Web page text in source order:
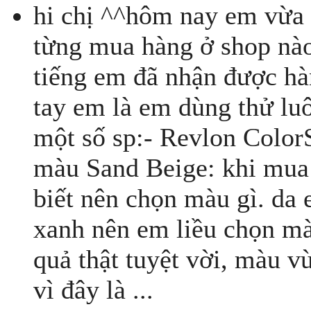
hi chị ^^hôm nay em vừa
từng mua hàng ở shop
tiếng em đã nhận được
tay em là em dùng thử
một số sp:- Revlon
màu Sand Beige: khi
biết nên chọn màu gì.
xanh nên em liều chọn
quả thật tuyệt vời, màu
vì đây là ...